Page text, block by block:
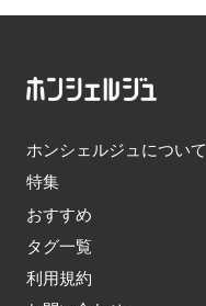
ホンシェルジュについて
特集
おすすめ
タグ一覧
利用規約